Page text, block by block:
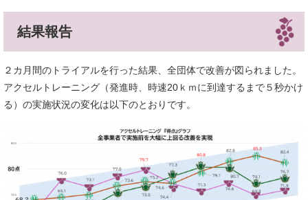
結果報告
２カ月間のトライアルを行った結果、全団体で改善が図られました。
アクセルトレーニング（発進時、時速20ｋｍに到達するまで５秒かけ
る）の実施状況の変化は以下のとおりです。